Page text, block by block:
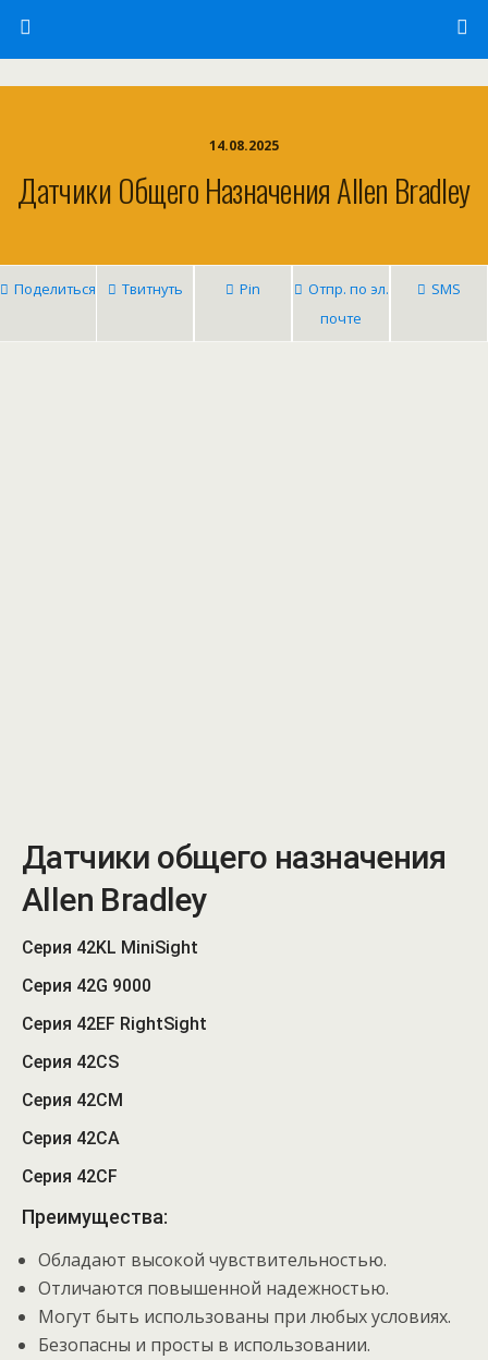
14.08.2025
Датчики Общего Назначения Allen Bradley
Поделиться Твитнуть Pin
Отпр. по эл.
почте
SMS
Датчики общего назначения
Allen Bradley
Серия 42KL MiniSight
Серия 42G 9000
Серия 42EF RightSight
Серия 42CS
Серия 42CM
Серия 42CA
Серия 42CF
Преимущества:
Обладают высокой чувствительностью.
Отличаются повышенной надежностью.
Могут быть использованы при любых условиях.
Безопасны и просты в использовании.